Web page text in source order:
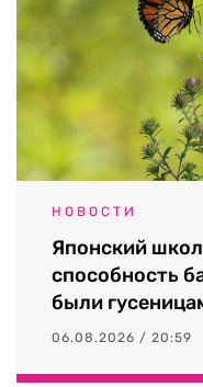
НОВОСТИ
Японский
способность
были
06.08.2026 / 20:59